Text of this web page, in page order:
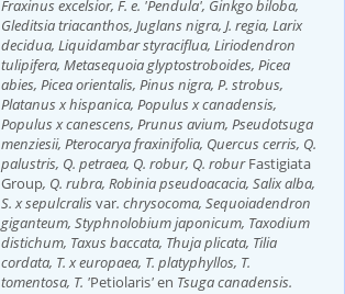
Fraxinus excelsior, F. e. 'Pendula', Ginkgo biloba,
Gleditsia triacanthos, Juglans nigra, J. regia, Larix
decidua, Liquidambar styraciflua, Liriodendron
tulipifera, Metasequoia glyptostroboides, Picea
abies, Picea orientalis, Pinus nigra, P. strobus,
Platanus x hispanica, Populus x canadensis,
Populus x canescens, Prunus avium, Pseudotsuga
menziesii, Pterocarya fraxinifolia, Quercus cerris, Q.
palustris, Q. petraea, Q. robur, Q. roburFastigiata
Group, Q. rubra, Robinia pseudoacacia, Salix alba,
S. x sepulcralis var. chrysocoma, Sequoiadendron
giganteum, Styphnolobium japonicum, Taxodium
distichum, Taxus baccata, Thuja plicata, Tilia
cordata, T. x europaea, T. platyphyllos, T.
tomentosa, T. 'Petiolaris'en Tsuga canadensis.